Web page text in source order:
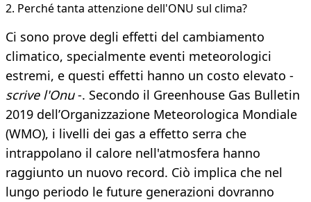
2. Perché tanta attenzione dell'ONU sul clima?
Ci sono prove degli effetti del cambiamento
climatico, specialmente eventi meteorologici
estremi, e questi effetti hanno un costo elevato -
scrive l'Onu-. Secondo il Greenhouse Gas Bulletin
2019 dell’Organizzazione Meteorologica Mondiale
(WMO), i livelli dei gas a effetto serra che
intrappolano il calore nell'atmosfera hanno
raggiunto un nuovo record. Ciò implica che nel
lungo periodo le future generazioni dovranno